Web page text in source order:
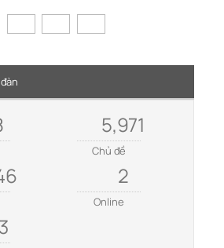
5,971
Chủ đề
2
Online